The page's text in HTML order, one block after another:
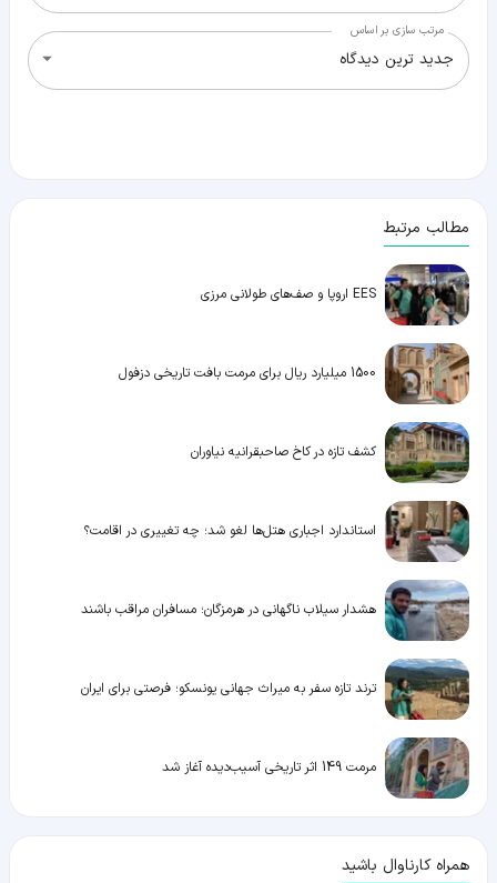
مرتب سازی بر اساس
جدید ترین دیدگاه
مطالب مرتبط
EES اروپا و صف‌های طولانی مرزی
1500 میلیارد ریال برای مرمت بافت تاریخی دزفول
کشف تازه در کاخ صاحبقرانیه نیاوران
استاندارد اجباری هتل‌ها لغو شد؛ چه تغییری در اقامت؟
هشدار سیلاب ناگهانی در هرمزگان؛ مسافران مراقب باشند
ترند تازه سفر به میراث جهانی یونسکو؛ فرصتی برای ایران
مرمت 149 اثر تاریخی آسیب‌دیده آغاز شد
همراه کارناوال باشید